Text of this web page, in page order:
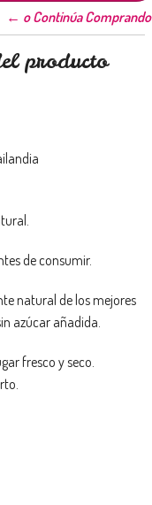
← o Continúa Comprando
producto
de consumir.
natural de los mejores
azúcar añadida.
fresco y seco.